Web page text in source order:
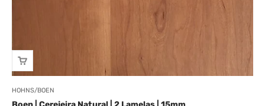
HOHNS/BOEN